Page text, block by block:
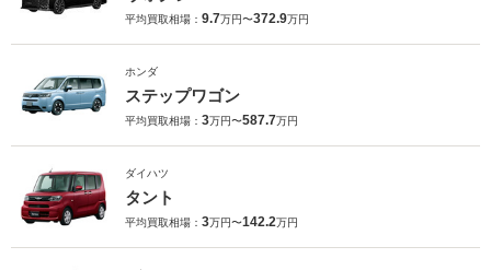
平均買取相場： 9.7万円〜372.9万円
ホンダ
ステップワゴン
平均買取相場： 3万円〜587.7万円
ダイハツ
タント
平均買取相場： 3万円〜142.2万円